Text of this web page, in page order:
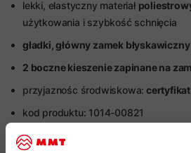
lekki, elastyczny materiał
użytkowania i szybkość schnięcia
gładki, główny zamek
2 boczne kieszenie zapinane na
przyjaznośc środwiskowa:
kod produktu: 1014-00821